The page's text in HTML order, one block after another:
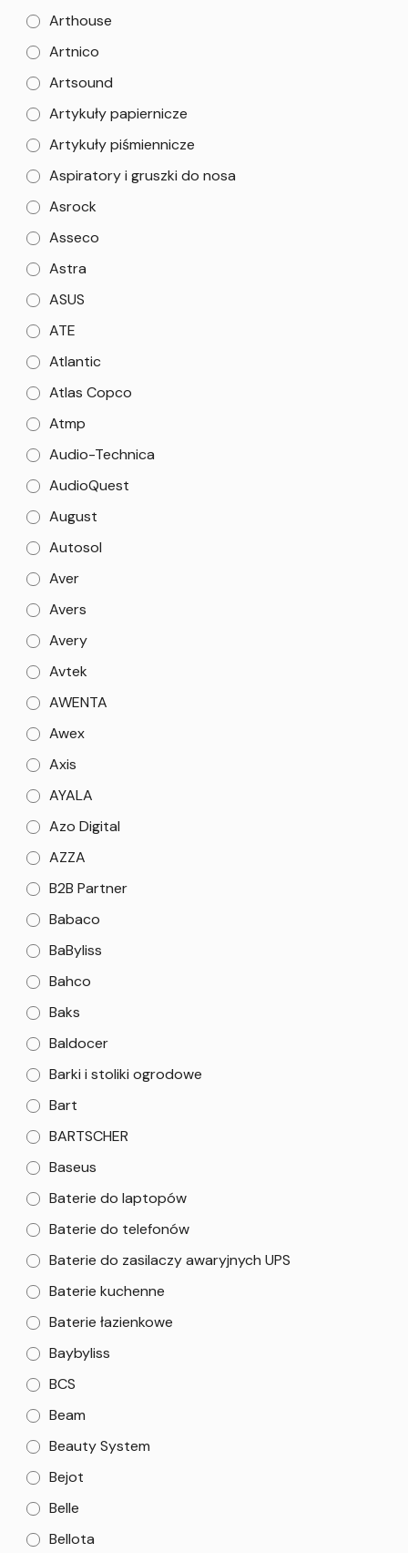
Arthouse
Artnico
Artsound
Artykuły papiernicze
Artykuły piśmiennicze
Aspiratory i gruszki do nosa
Asrock
Asseco
Astra
ASUS
ATE
Atlantic
Atlas Copco
Atmp
Audio-Technica
AudioQuest
August
Autosol
Aver
Avers
Avery
Avtek
AWENTA
Awex
Axis
AYALA
Azo Digital
AZZA
B2B Partner
Babaco
BaByliss
Bahco
Baks
Baldocer
Barki i stoliki ogrodowe
Bart
BARTSCHER
Baseus
Baterie do laptopów
Baterie do telefonów
Baterie do zasilaczy awaryjnych UPS
Baterie kuchenne
Baterie łazienkowe
Baybyliss
BCS
Beam
Beauty System
Bejot
Belle
Bellota